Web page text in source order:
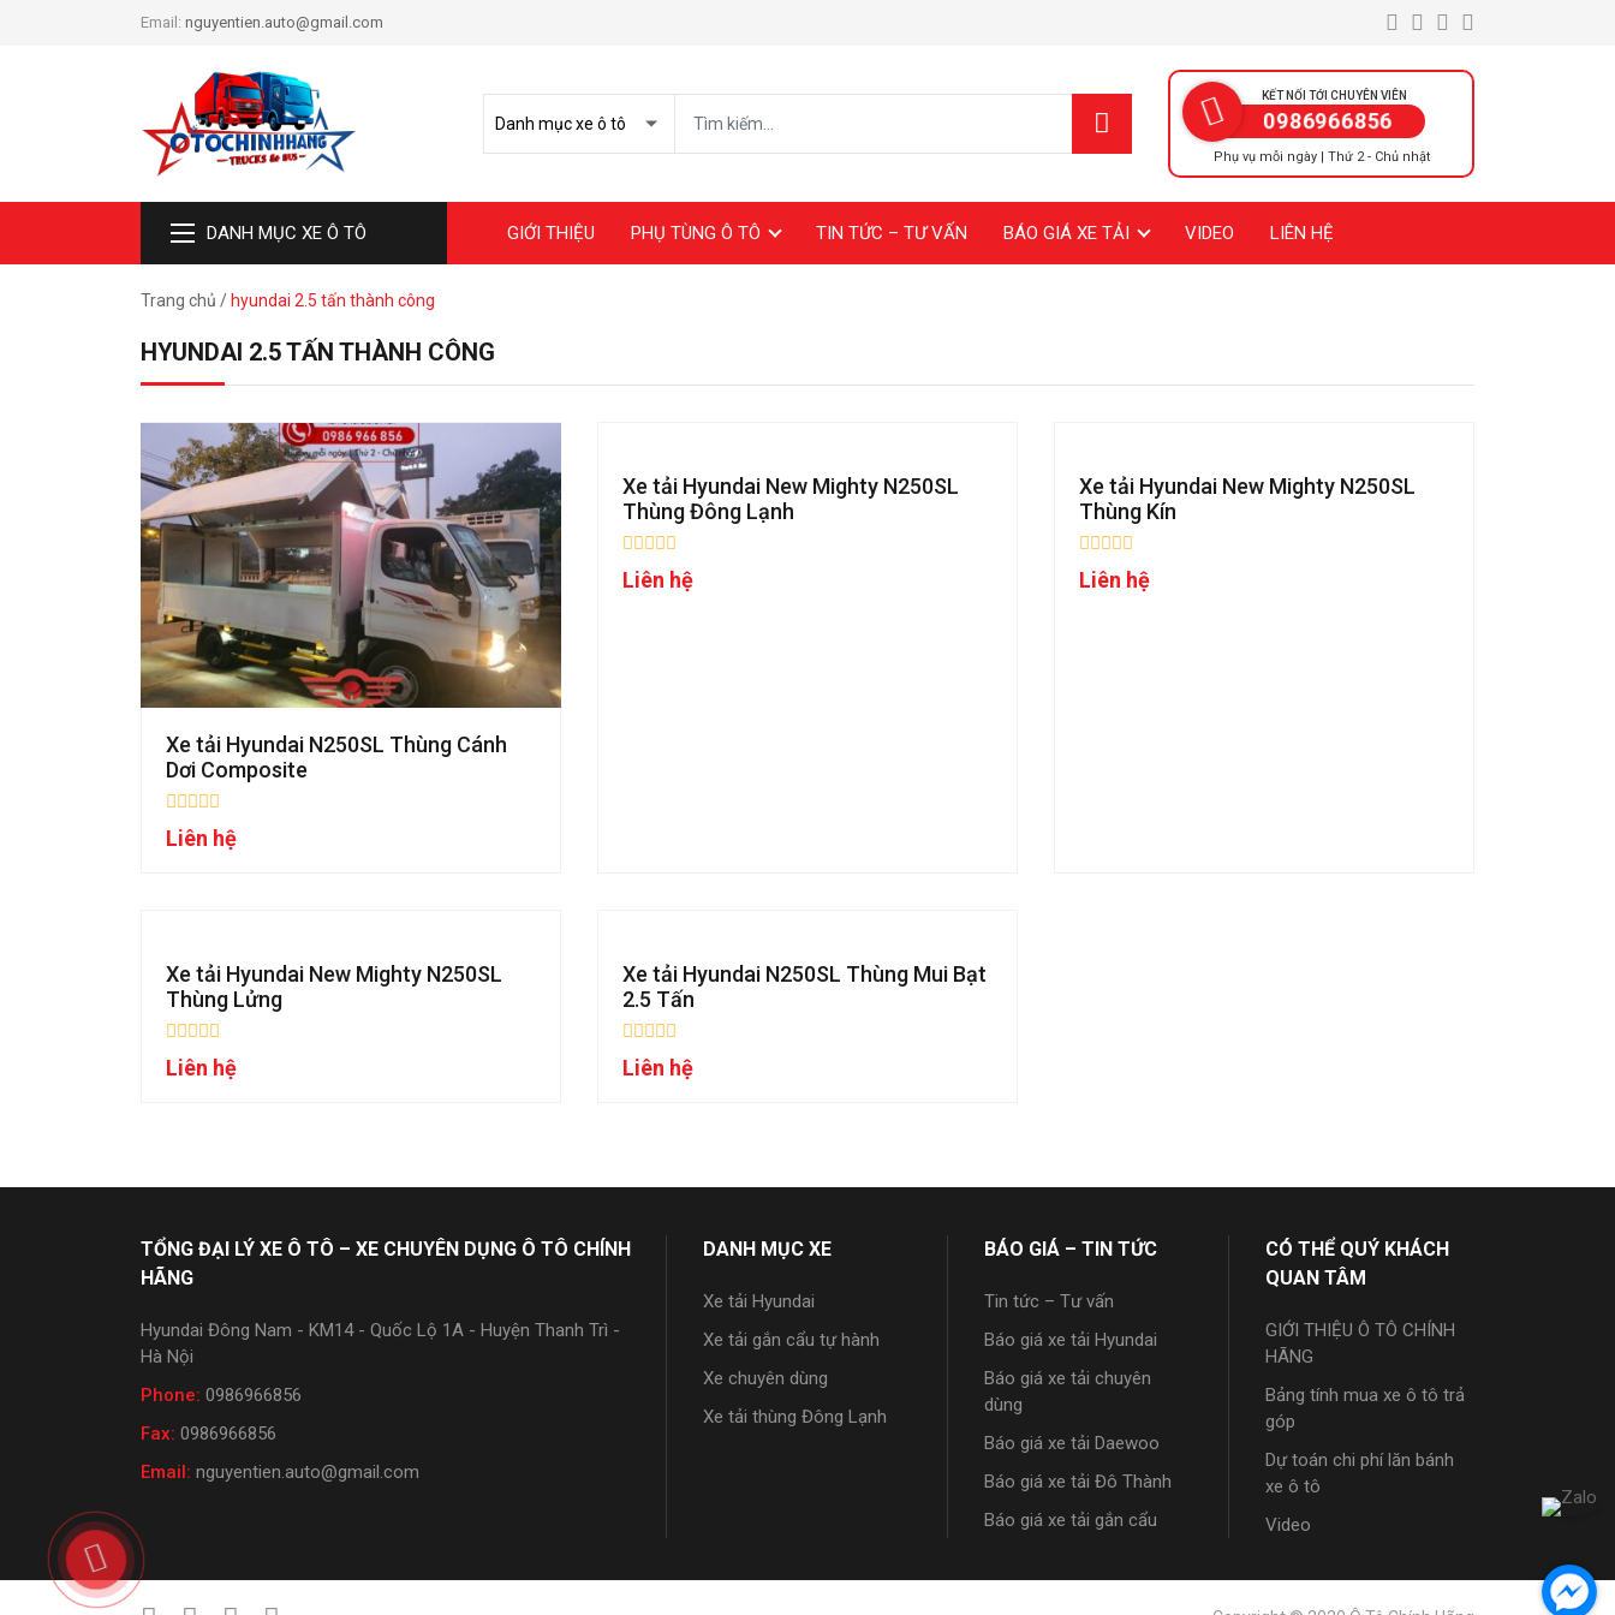
Email: nguyentien.auto@gmail.com
KẾT NỐI TỚI CHUYÊN VIÊN
0986966856
Phụ vụ mỗi ngày | Thứ 2 - Chủ nhật
DANH MỤC XE Ô TÔ GIỚI THIỆU PHỤ TÙNG Ô TÔ TIN TỨC – TƯ VẤN BÁO GIÁ XE TẢI VIDEO LIÊN HỆ
Trang chủ / hyundai 2.5 tấn thành công
HYUNDAI 2.5 TẤN THÀNH CÔNG
Xe tải Hyundai N250SL Thùng Cánh
Dơi Composite
Liên hệ
Xe tải Hyundai New Mighty N250SL
Thùng Đông Lạnh
Liên hệ
Xe tải Hyundai New Mighty N250SL
Thùng Kín
Liên hệ
Xe tải Hyundai New Mighty N250SL
Thùng Lửng
Liên hệ
Xe tải Hyundai N250SL Thùng Mui Bạt
2.5 Tấn
Liên hệ
TỔNG ĐẠI LÝ XE Ô TÔ – XE CHUYÊN DỤNG Ô TÔ CHÍNH
HÃNG
Hyundai Đông Nam - KM14 - Quốc Lộ 1A - Huyện Thanh Trì -
Hà Nội
Phone: 0986966856
Fax: 0986966856
Email: nguyentien.auto@gmail.com
DANH MỤC XE
Xe tải Hyundai
Xe tải gắn cẩu tự hành
Xe chuyên dùng
Xe tải thùng Đông Lạnh
BÁO GIÁ – TIN TỨC
Tin tức – Tư vấn
Báo giá xe tải Hyundai
Báo giá xe tải chuyên
dùng
Báo giá xe tải Daewoo
Báo giá xe tải Đô Thành
Báo giá xe tải gắn cẩu
CÓ THỂ QUÝ KHÁCH
QUAN TÂM
GIỚI THIỆU Ô TÔ CHÍNH
HÃNG
Bảng tính mua xe ô tô trả
góp
Dự toán chi phí lăn bánh
xe ô tô
Video